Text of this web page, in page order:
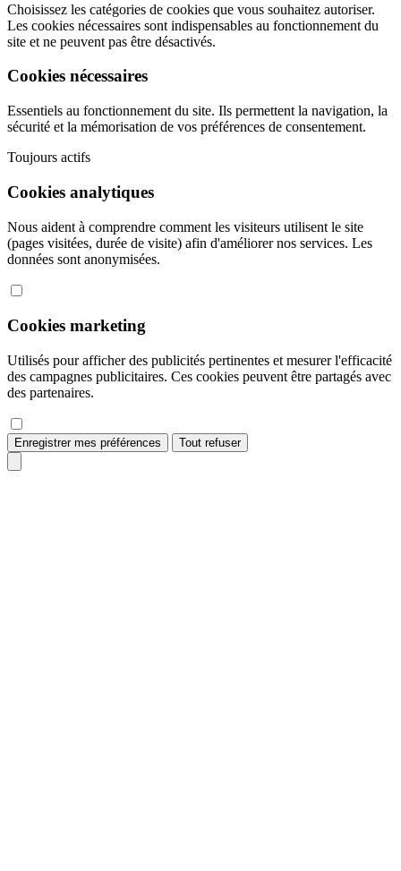
Choisissez les catégories de cookies que vous souhaitez autoriser.
Les cookies nécessaires sont indispensables au fonctionnement du
site et ne peuvent pas être désactivés.
Cookies nécessaires
Essentiels au fonctionnement du site. Ils permettent la navigation, la
sécurité et la mémorisation de vos préférences de consentement.
Toujours actifs
Cookies analytiques
Nous aident à comprendre comment les visiteurs utilisent le site
(pages visitées, durée de visite) afin d'améliorer nos services. Les
données sont anonymisées.
Cookies marketing
Utilisés pour afficher des publicités pertinentes et mesurer l'efficacité
des campagnes publicitaires. Ces cookies peuvent être partagés avec
des partenaires.
Enregistrer mes préférences Tout refuser